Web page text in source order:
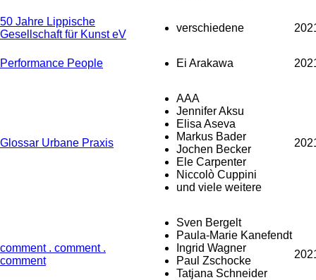
50 Jahre Lippische
Gesellschaft für Kunst eV
verschiedene
Performance People Ei Arakawa
Glossar Urbane Praxis
AAA
Jennifer Aksu
Elisa Aseva
Markus Bader
Jochen Becker
Ele Carpenter
Niccolò Cuppini
und viele weitere
comment . comment .
comment
Sven Bergelt
Paula-Marie Kanefendt
Ingrid Wagner
Paul Zschocke
Tatjana Schneider